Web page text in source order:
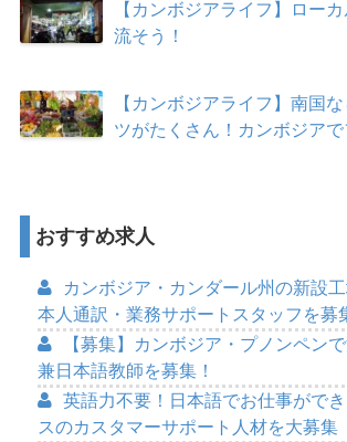
【カンボジアライフ】ロー
流そう！
【カンボジアライフ】南国
ツがたくさん！カンボジアで
おすすめ求人
カンボジア・カンダール州の新設
本人通訳・業務サポートスタッフを募
【募集】カンボジア・プノンペン
兼日本語教師を募集！
英語力不要！日本語でお仕事がで
スのカスタマーサポート人材を大募集